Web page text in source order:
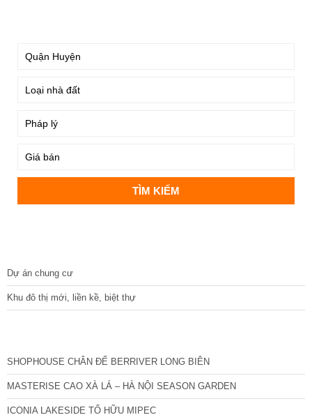
Dự án chung cư
Khu đô thị mới, liền kề, biệt thự
SHOPHOUSE CHÂN ĐẾ BERRIVER LONG BIÊN
MASTERISE CAO XÀ LÁ – HÀ NỘI SEASON GARDEN
ICONIA LAKESIDE TỐ HỮU MIPEC